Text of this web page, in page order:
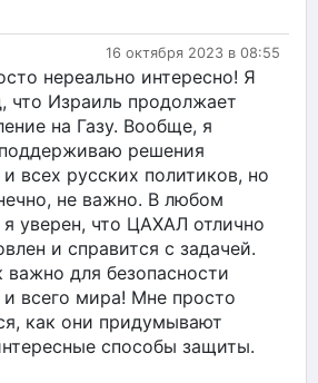
16 октября 2023 в 08:55
нереально интересно! Я
что Израиль продолжает
на Газу. Вообще, я
поддерживаю решения
всех русских политиков, но
не важно. В любом
я уверен, что ЦАХАЛ отлично
и справится с задачей.
важно для безопасности
всего мира! Мне просто
как они придумывают
способы защиты.